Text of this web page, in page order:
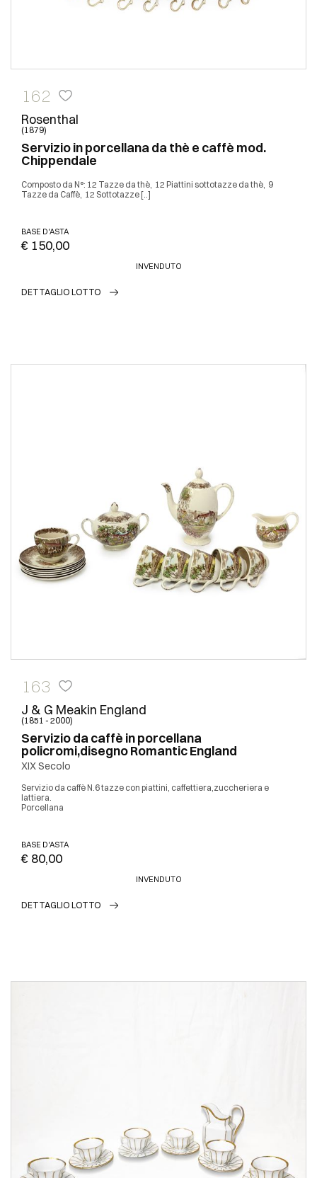
162
Rosenthal
(1879)
Servizio in porcellana da thè e caffè mod.
Chippendale
Composto da N°: 12 Tazze da thè, 12 Piattini sottotazze da thè, 9
Tazze da Caffè, 12 Sottotazze [..]
BASE D'ASTA
€ 150,00
INVENDUTO
DETTAGLIO LOTTO
163
J & G Meakin England
(1851 - 2000)
Servizio da caffè in porcellana
policromi,disegno Romantic England
XIX Secolo
Servizio da caffè N.6 tazze con piattini, caffettiera,zuccheriera e
lattiera.
Porcellana
BASE D'ASTA
€ 80,00
INVENDUTO
DETTAGLIO LOTTO